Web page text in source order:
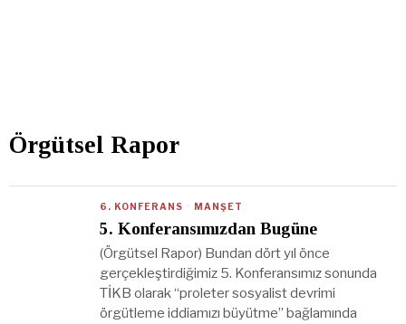
Örgütsel Rapor
6. KONFERANS · MANŞET
5. Konferansımızdan Bugüne
(Örgütsel Rapor) Bundan dört yıl önce
gerçekleştirdiğimiz 5. Konferansımız sonunda
TİKB olarak “proleter sosyalist devrimi
örgütleme iddiamızı büyütme” bağlamında